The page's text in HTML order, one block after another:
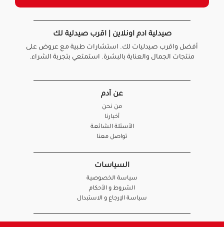
صيدلية ادم اونلاين | اقرب صيدلية لك
أفضل واقرب صيدليات لك. استشارات طبية مع عروض على
منتجات الجمال والعناية بالبشرة. استمتعي بتجربة الشراء.
عن آدم
من نحن
أخبارنا
الأسئلة الشائعة
تواصل معنا
السياسات
سياسة الخصوصية
الشروط و الأحكام
سياسة الإرجاع و الاستبدال